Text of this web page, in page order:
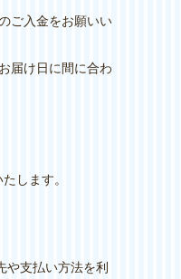
ご入金をお願いい
届け日に間に合わ
します。
や支払い方法を利